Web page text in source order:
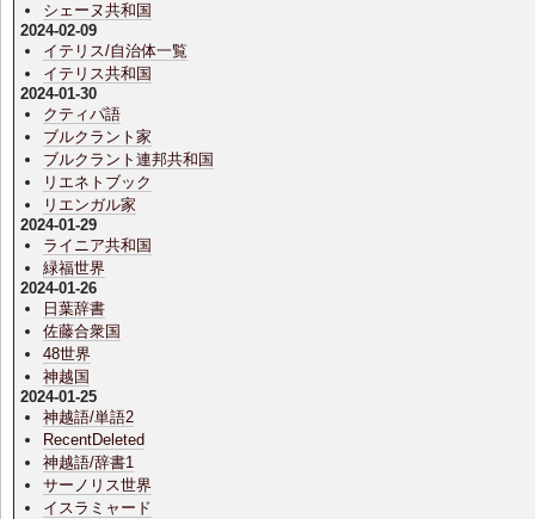
シェーヌ共和国
2024-02-09
イテリス/自治体一覧
イテリス共和国
2024-01-30
クティパ語
ブルクラント家
ブルクラント連邦共和国
リエネトブック
リエンガル家
2024-01-29
ライニア共和国
緑福世界
2024-01-26
日葉辞書
佐藤合衆国
48世界
神越国
2024-01-25
神越語/単語2
RecentDeleted
神越語/辞書1
サーノリス世界
イスラミャード